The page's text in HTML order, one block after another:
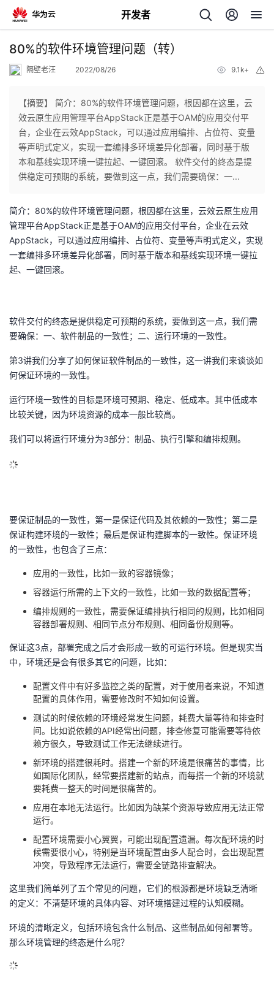
开发者
返
个
人
主
页
我
的
开
发
我
的
客
我
论
坛
的
圈
我
的
我
动
关
我
的
开
者
学
我
的
我
证
实
的
藏
的
我
支
持
的
技
持
我
的
建
80%的软件环境管理问题（转）
隔壁老汪 2022/08/26 9.1k+
【摘要】 简介：80%的软件环境管理问题，根因都在这里，云
效云原生应用管理平台AppStack正是基于OAM的应用交付平
台，企业在云效AppStack，可以通过应用编排、占位符、变量
等声明式定义，实现一套编排多环境差异化部署，同时基于版
本和基线实现环境一键拉起、一键回滚。 软件交付的终态是提
供稳定可预期的系统，要做到这一点，我们需要确保：一...
简介：80%的软件环境管理问题，根因都在这里，云效云原生应用
管理平台AppStack正是基于OAM的应用交付平台，企业在云效
AppStack，可以通过应用编排、占位符、变量等声明式定义，实现
一套编排多环境差异化部署，同时基于版本和基线实现环境一键拉
起、一键回滚。
软件交付的终态是提供稳定可预期的系统，要做到这一点，我们需
要确保：一、软件制品的一致性；二、运行环境的一致性。
第3讲我们分享了如何保证软件制品的一致性，这一讲我们来谈谈如
何保证环境的一致性。
运行环境一致性的目标是环境可预期、稳定、低成本。其中低成本
比较关键，因为环境资源的成本一般比较高。
我们可以将运行环境分为3部分：制品、执行引擎和编排规则。
要保证制品的一致性，第一是保证代码及其依赖的一致性；第二是
保证构建环境的一致性；最后是保证构建脚本的一致性。保证环境
的一致性，也包含了三点：
应用的一致性，比如一致的容器镜像；
容器运行所需的上下文的一致性，比如一致的数据配置等；
编排规则的一致性，需要保证编排执行相同的规则，比如相同
容器部署规则、相同节点分布规则、相同备份规则等。
保证这3点，部署完成之后才会形成一致的可运行环境。但是现实当
中，环境还是会有很多其它的问题，比如：
配置文件中有好多监控之类的配置，对于使用者来说，不知道
配置的具体作用，需要修改时不知如何设置。
测试的时候依赖的环境经常发生问题，耗费大量等待和排查时
间。比如说依赖的API经常出问题，排查修复可能需要等待依
赖方很久，导致测试工作无法继续进行。
新环境的搭建很耗时。搭建一个新的环境是很痛苦的事情，比
如国际化团队，经常要搭建新的站点，而每搭一个新的环境就
要耗费一整天的时间是很痛苦的。
应用在本地无法运行。比如因为缺某个资源导致应用无法正常
运行。
配置环境需要小心翼翼，可能出现配置遗漏。每次配环境的时
候需要很小心，特别是当环境配置由多人配合时，会出现配置
冲突，导致程序无法运行，需要全链路排查解决。
这里我们简单列了五个常见的问题，它们的根源都是环境缺乏清晰
的定义：不清楚环境的具体内容、对环境搭建过程的认知模糊。
环境的清晰定义，包括环境包含什么制品、这些制品如何部署等。
那么环境管理的终态是什么呢？